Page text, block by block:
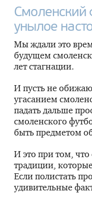
Смоленский
унылое
Мы ждали это
будущем
лет стагнации.
И пусть не
угасанием
падать дальше
смоленского
быть предметом
И это при том,
традиции,
Если полистать
удивительные